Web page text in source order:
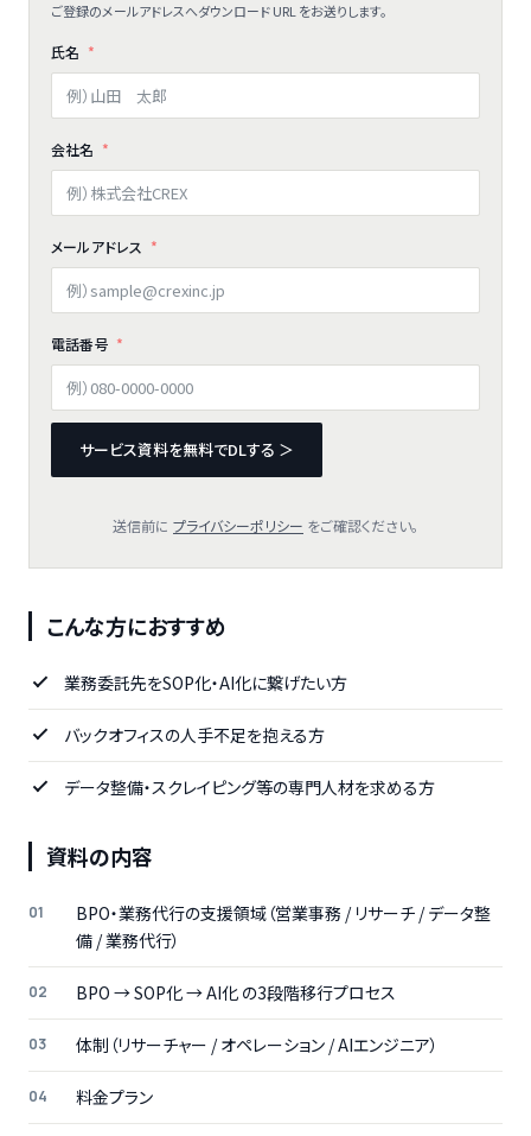
ご登録のメールアドレスへダウンロード URL をお送りします。
氏名
会社名
メールアドレス
電話番号
サービス資料を無料でDLする ＞
送信前に プライバシーポリシー をご確認ください。
こんな方におすすめ
業務委託先をSOP化・AI化に繋げたい方
バックオフィスの人手不足を抱える方
データ整備・スクレイピング等の専門人材を求める方
資料の内容
BPO・業務代行の支援領域（営業事務 / リサーチ / データ整
備 / 業務代行）
BPO → SOP化 → AI化 の3段階移行プロセス
体制（リサーチャー / オペレーション / AIエンジニア）
料金プラン